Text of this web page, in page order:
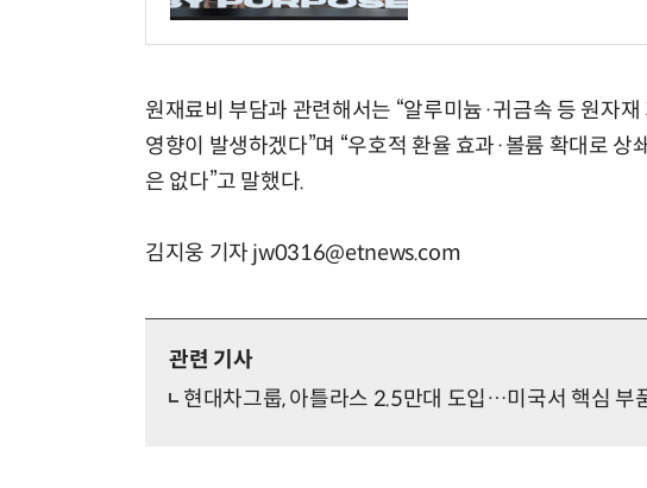
원재료비 부담과 관련해서는 “알루미늄·귀금속 등 원자
영향이 발생하겠다”며 “우호적 환율 효과·볼륨 확대로
은 없다”고 말했다.
김지웅 기자 jw0316@etnews.com
관련 기사
현대차그룹, 아틀라스 2.5만대 도입…미국서 핵심 부